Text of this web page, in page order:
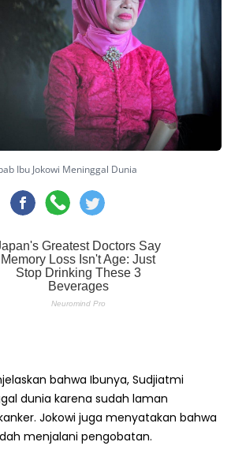
Ibu Jokowi Meninggal Dunia
bahwa Ibunya, Sudjiatmi
dunia karena sudah laman
Jokowi juga menyatakan bahwa
menjalani pengobatan.